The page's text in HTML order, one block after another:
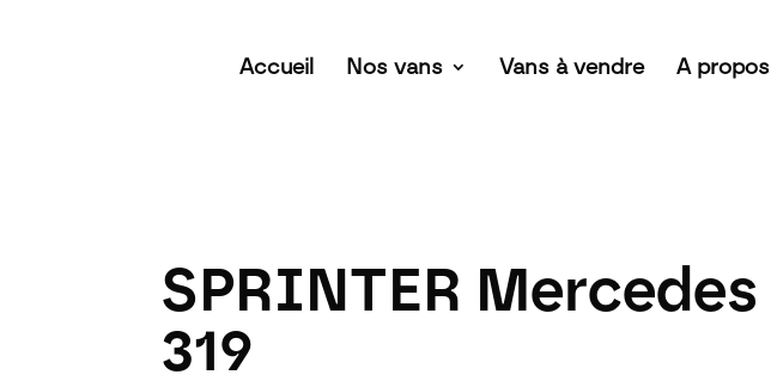
Accueil Nos vans Vans à vendre A propos
SPRINTER Mercedes
319